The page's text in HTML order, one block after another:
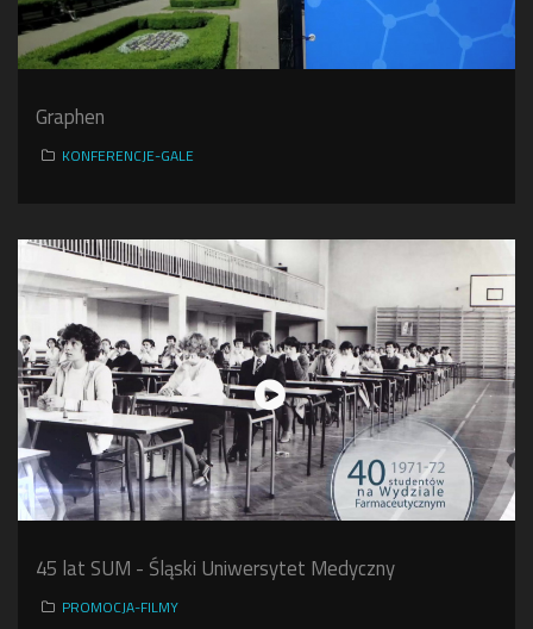
Graphen
KONFERENCJE-GALE
45 lat SUM - Śląski Uniwersytet Medyczny
PROMOCJA-FILMY